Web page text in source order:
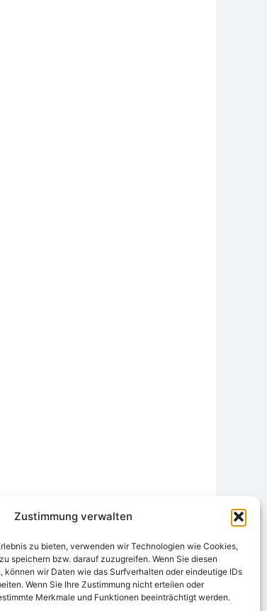
Zustimmung verwalten
zu bieten, verwenden wir Technologien wie Cookies,
speichern bzw. darauf zuzugreifen. Wenn Sie diesen
können wir Daten wie das Surfverhalten oder eindeutige IDs
Wenn Sie Ihre Zustimmung nicht erteilen oder
Merkmale und Funktionen beeinträchtigt werden.
Widerrufsrecht und Formular
Datenschutzerklärung